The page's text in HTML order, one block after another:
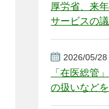
厚労省、来
サービスの
2026/05/28
「在医総管
の扱いなど